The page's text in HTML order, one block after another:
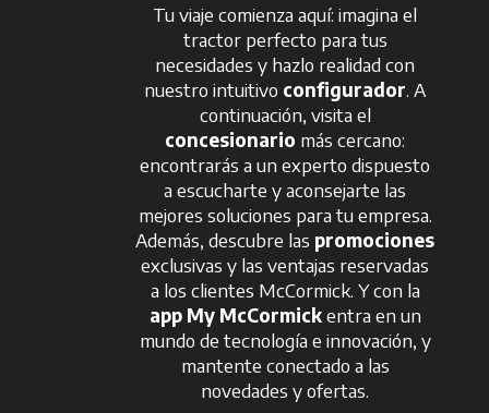
Tu viaje comienza aquí: imagina el
tractor perfecto para tus
necesidades y hazlo realidad con
nuestro intuitivo configurador. A
continuación, visita el
concesionario más cercano:
encontrarás a un experto dispuesto
a escucharte y aconsejarte las
mejores soluciones para tu empresa.
Además, descubre las promociones
exclusivas y las ventajas reservadas
a los clientes McCormick. Y con la
app My McCormickentra en un
mundo de tecnología e innovación, y
mantente conectado a las
novedades y ofertas.